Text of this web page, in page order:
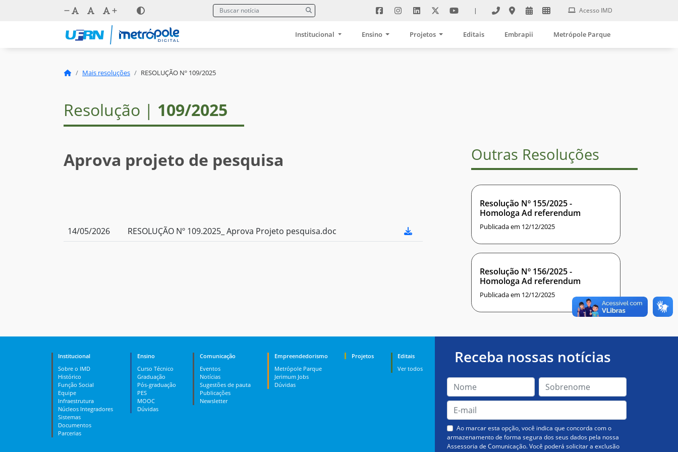
| Acesso IMD
Institucional Ensino Projetos Editais Embrapii Metrópole Parque
Mais resoluções RESOLUÇÃO Nº 109/2025
Resolução | 109/2025
Aprova projeto de pesquisa
14/05/2026 RESOLUÇÃO Nº 109.2025_ Aprova Projeto pesquisa.doc
Outras Resoluções
Resolução Nº 155/2025 -
Homologa Ad referendum
Publicada em 12/12/2025
Resolução Nº 156/2025 -
Homologa Ad referendum
Publicada em 12/12/2025
Institucional
Sobre o IMD
Histórico
Função Social
Equipe
Infraestrutura
Núcleos Integradores
Sistemas
Documentos
Parcerias
Ensino
Curso Técnico
Graduação
Pós-graduação
PES
MOOC
Dúvidas
Comunicação
Eventos
Notícias
Sugestões de pauta
Publicações
Newsletter
Empreendedorismo
Metrópole Parque
Jerimum Jobs
Dúvidas
Projetos
Editais
Ver todos
Receba nossas notícias
Ao marcar esta opção, você indica que concorda com o
armazenamento de forma segura dos seus dados pela nossa
Assessoria de Comunicação. Você poderá solicitar a exclusão